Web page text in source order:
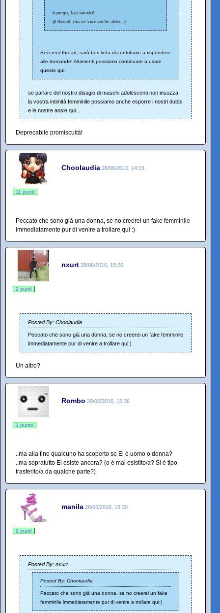
ti prego, facciamolo!
(il thread, ma se vuoi anche altro...)
Sei crei il thread, sarò ben lieta di contribuire a rispondere
alle domande! Altrimenti possiamo continuare a usare
questo qui.
se parlare del nostro disagio di maschi adolescenti non insozza
la vostra intimità femminile possiamo anche esporre i nostri dubbi
e le nostre ansie qui...
Deprecabile promiscuità!
Choolaudia 28/06/2016, 14:15
11 punti
Peccato che sono già una donna, se no creerei un fake femminile
immediatamente pur di venire a trollare qui :)
nxurt 28/06/2016, 15:20
2 punti
Posted By: Choolaudia
Peccato che sono già una donna, se no creerei un fake femminile
immediatamente pur di venire a trollare qui:)
Un altro?
Rombo 28/06/2016, 15:36
1 punto
..ma alla fine qualcuno ha scoperto se El è uomo o donna?
..ma sopratutto El esiste ancora? (o è mai esistito/a? Si è tipo
trasferito/a da qualche parte?)
manila 28/06/2016, 16:30
2 punti
Posted By: nxurt
Posted By: Choolaudia
Peccato che sono già una donna, se no creerei un fake
femminile immediatamente pur di venire a trollare qui:)